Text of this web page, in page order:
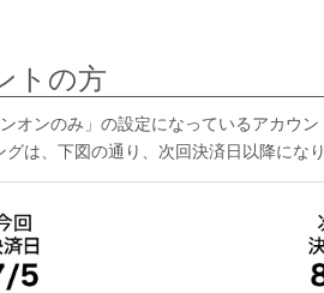
トの方
オンのみ」の設定になっているアカウ
は、下図の通り、次回決済日以降になり